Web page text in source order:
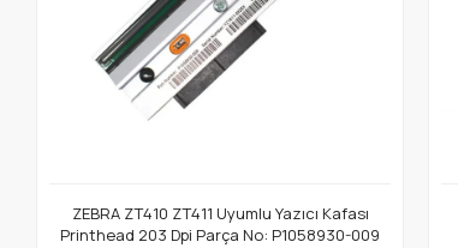
ZEBRA ZT410 ZT411 Uyumlu Yazıcı Kafası
Printhead 203 Dpi Parça No: P1058930-009